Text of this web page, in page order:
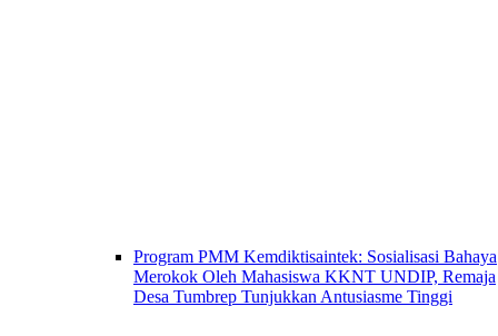
Program PMM Kemdiktisaintek: Sosialisasi Bahaya
Merokok Oleh Mahasiswa KKNT UNDIP, Remaja
Desa Tumbrep Tunjukkan Antusiasme Tinggi